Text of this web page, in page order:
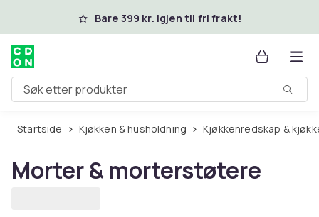
Hopp til hovedinnholdBare 399 kr. igjen til fri frakt!
Søk etter produkter
Startside Kjøkken & husholdning Kjøkkenredskap &
Morter & morterstøtere